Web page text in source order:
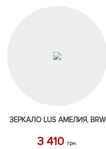
ЗЕРКАЛО LUS АМЕЛИЯ, BRW
3 410 грн.